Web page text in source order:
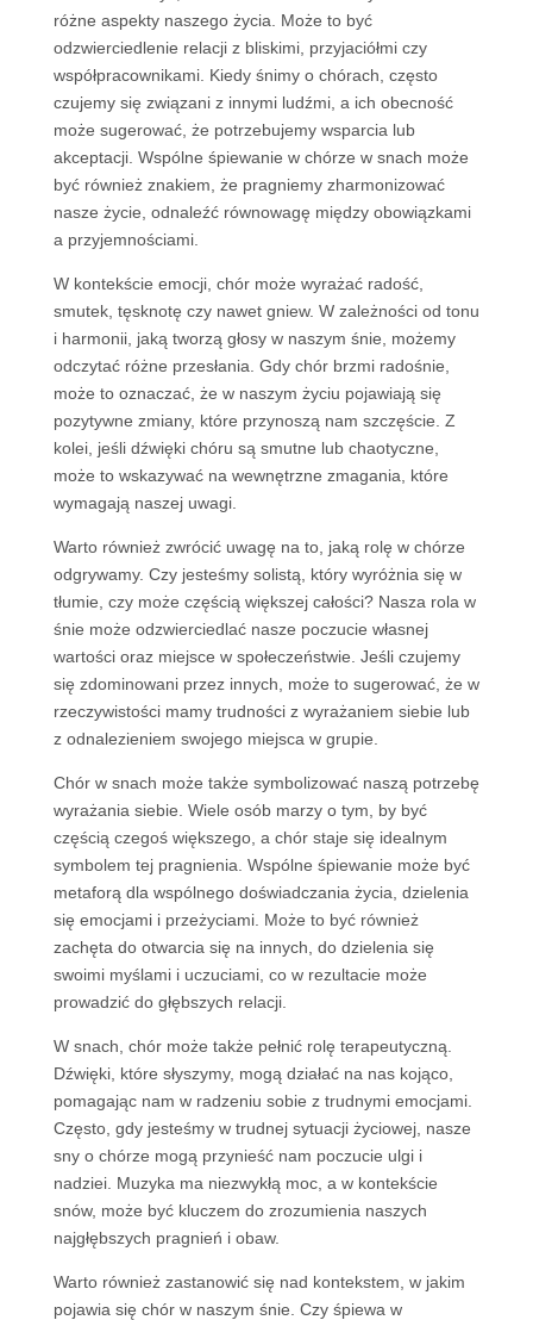
różne aspekty naszego życia. Może to być
odzwierciedlenie relacji z bliskimi, przyjaciółmi czy
współpracownikami. Kiedy śnimy o chórach, często
czujemy się związani z innymi ludźmi, a ich obecność
może sugerować, że potrzebujemy wsparcia lub
akceptacji. Wspólne śpiewanie w chórze w snach może
być również znakiem, że pragniemy zharmonizować
nasze życie, odnaleźć równowagę między obowiązkami
a przyjemnościami.
W kontekście emocji, chór może wyrażać radość,
smutek, tęsknotę czy nawet gniew. W zależności od tonu
i harmonii, jaką tworzą głosy w naszym śnie, możemy
odczytać różne przesłania. Gdy chór brzmi radośnie,
może to oznaczać, że w naszym życiu pojawiają się
pozytywne zmiany, które przynoszą nam szczęście. Z
kolei, jeśli dźwięki chóru są smutne lub chaotyczne,
może to wskazywać na wewnętrzne zmagania, które
wymagają naszej uwagi.
Warto również zwrócić uwagę na to, jaką rolę w chórze
odgrywamy. Czy jesteśmy solistą, który wyróżnia się w
tłumie, czy może częścią większej całości? Nasza rola w
śnie może odzwierciedlać nasze poczucie własnej
wartości oraz miejsce w społeczeństwie. Jeśli czujemy
się zdominowani przez innych, może to sugerować, że w
rzeczywistości mamy trudności z wyrażaniem siebie lub
z odnalezieniem swojego miejsca w grupie.
Chór w snach może także symbolizować naszą potrzebę
wyrażania siebie. Wiele osób marzy o tym, by być
częścią czegoś większego, a chór staje się idealnym
symbolem tej pragnienia. Wspólne śpiewanie może być
metaforą dla wspólnego doświadczania życia, dzielenia
się emocjami i przeżyciami. Może to być również
zachęta do otwarcia się na innych, do dzielenia się
swoimi myślami i uczuciami, co w rezultacie może
prowadzić do głębszych relacji.
W snach, chór może także pełnić rolę terapeutyczną.
Dźwięki, które słyszymy, mogą działać na nas kojąco,
pomagając nam w radzeniu sobie z trudnymi emocjami.
Często, gdy jesteśmy w trudnej sytuacji życiowej, nasze
sny o chórze mogą przynieść nam poczucie ulgi i
nadziei. Muzyka ma niezwykłą moc, a w kontekście
snów, może być kluczem do zrozumienia naszych
najgłębszych pragnień i obaw.
Warto również zastanowić się nad kontekstem, w jakim
pojawia się chór w naszym śnie. Czy śpiewa w